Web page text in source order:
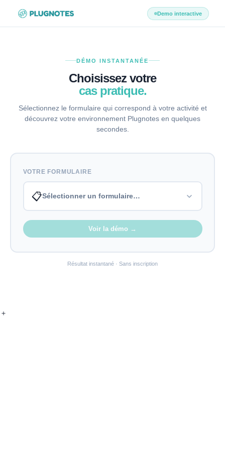
Demo interactive
DÉMO INSTANTANÉE
Choisissez votre
cas pratique.
Sélectionnez le formulaire qui correspond à votre activité et
découvrez votre environnement Plugnotes en quelques
secondes.
VOTRE FORMULAIRE
📋Sélectionner un formulaire…
Voir la démo →
Résultat instantané · Sans inscription
＋